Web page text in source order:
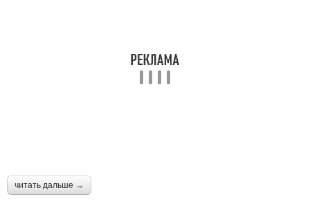
читать дальше →